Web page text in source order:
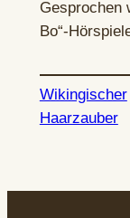
Gesprochen
Bo“-
Wikingischer
Haarzauber